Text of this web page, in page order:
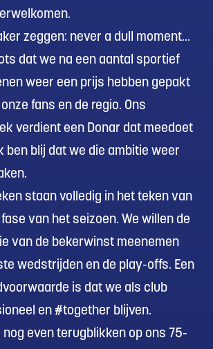
zeggen: never a dull moment…
dat we na een aantal sportief
weer een prijs hebben gepakt
fans en de regio. Ons
verdient een Donar dat meedoet
ben blij dat we die ambitie weer
staan volledig in het teken van
van het seizoen. We willen de
van de bekerwinst meenemen
wedstrijden en de play-offs. Een
is dat we als club
en #together blijven.
nog even terugblikken op ons 75-